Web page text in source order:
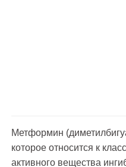
Метформин
которое относится к
активного вещества